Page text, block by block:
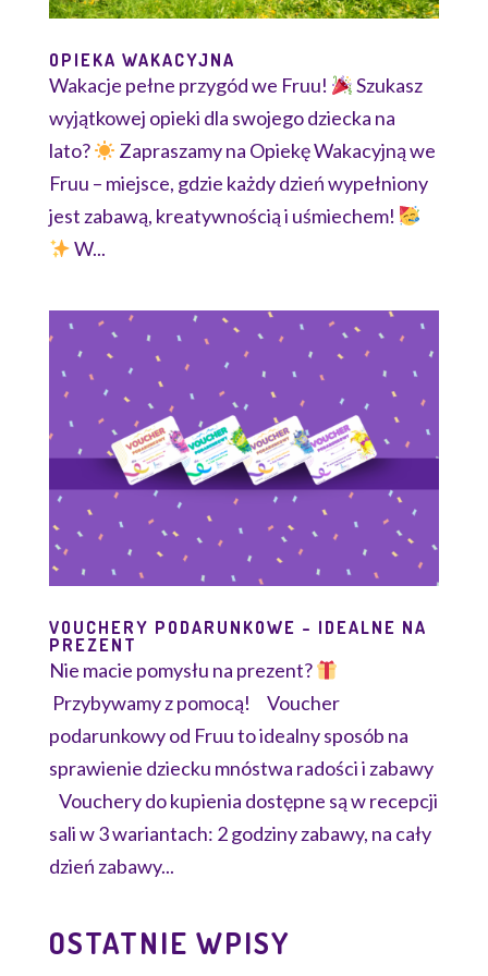
OPIEKA WAKACYJNA
Wakacje pełne przygód we Fruu!
Szukasz
wyjątkowej opieki dla swojego dziecka na
lato?
Zapraszamy na Opiekę Wakacyjną we
Fruu – miejsce, gdzie każdy dzień wypełniony
jest zabawą, kreatywnością i uśmiechem!
W...
VOUCHERY PODARUNKOWE – IDEALNE NA
PREZENT
Nie macie pomysłu na prezent?
Przybywamy z pomocą! Voucher
podarunkowy od Fruu to idealny sposób na
sprawienie dziecku mnóstwa radości i zabawy
Vouchery do kupienia dostępne są w recepcji
sali w 3 wariantach: 2 godziny zabawy, na cały
dzień zabawy...
OSTATNIE WPISY